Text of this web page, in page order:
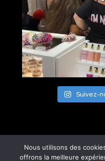
Suivez-
Nous utilisons des
offrons la meilleure